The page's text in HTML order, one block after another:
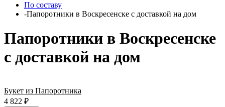
По составу
-Папоротники в Воскресенске с доставкой на дом
Папоротники в Воскресенске
с доставкой на дом
Букет из Папоротника
4 822 ₽